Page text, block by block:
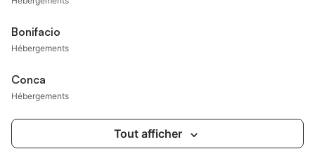
Bonifacio
Hébergements
Conca
Hébergements
Tout afficher